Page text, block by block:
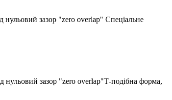
зазор "zero overlap" Спеціальне
зазор "zero overlap"Т-подібна форма,